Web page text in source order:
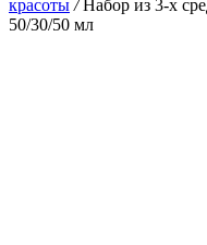
красоты / Набор из 3-х
50/30/50 мл